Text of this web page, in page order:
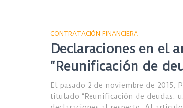
CONTRATACIÓN FINANCIERA
Declaraciones en el
“Reunificación de
El pasado 2 de noviembre de
titulado “Reunificación de deudas: